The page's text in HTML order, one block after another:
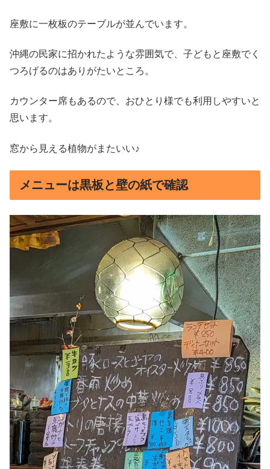
座敷に一枚板のテーブルが並んでいます。
沖縄の民家に招かれたような雰囲気で、子どもと座敷でく
つろげるのはありがたいところ。
カウンター席もあるので、おひとり様でも利用しやすいと
思います。
窓から見える植物がまたいい♪
メニューは黒板と壁の紙で確認